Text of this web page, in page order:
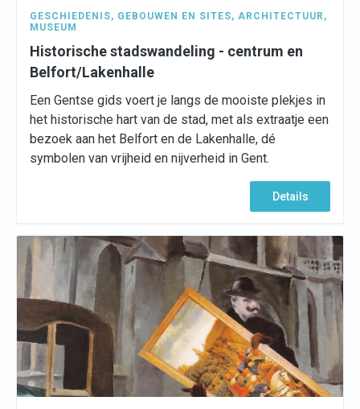
GESCHIEDENIS, GEBOUWEN EN SITES, ARCHITECTUUR ,
MUSEUM
Historische stadswandeling - centrum en
Belfort/Lakenhalle
Een Gentse gids voert je langs de mooiste plekjes in
het historische hart van de stad, met als extraatje een
bezoek aan het Belfort en de Lakenhalle, dé
symbolen van vrijheid en nijverheid in Gent.
Details